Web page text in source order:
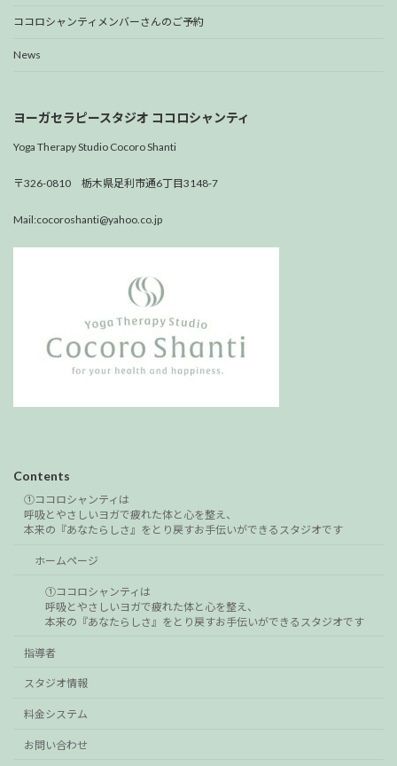
ココロシャンティメンバーさんのご予約
News
ヨーガセラピースタジオ ココロシャンティ
Yoga Therapy Studio Cocoro Shanti
〒326-0810 栃木県足利市通6丁目3148-7
Mail:cocoroshanti@yahoo.co.jp
Contents
①ココロシャンティは
呼吸とやさしいヨガで疲れた体と心を整え、
本来の『あなたらしさ』をとり戻すお手伝いができるスタジオです
ホームページ
①ココロシャンティは
呼吸とやさしいヨガで疲れた体と心を整え、
本来の『あなたらしさ』をとり戻すお手伝いができるスタジオです
指導者
スタジオ情報
料金システム
お問い合わせ